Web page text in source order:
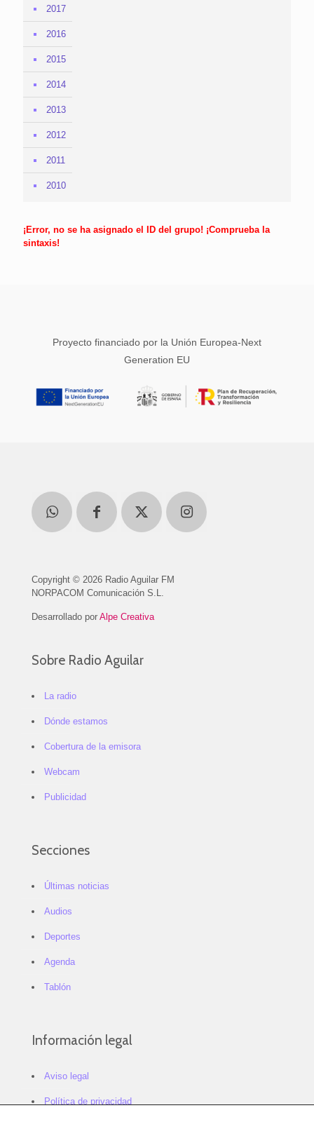
2017
2016
2015
2014
2013
2012
2011
2010
¡Error, no se ha asignado el ID del grupo! ¡Comprueba la
sintaxis!
Proyecto financiado por la Unión Europea-Next
Generation EU
Copyright © 2026 Radio Aguilar FM
NORPACOM Comunicación S.L.
Desarrollado por Alpe Creativa
Sobre Radio Aguilar
La radio
Dónde estamos
Cobertura de la emisora
Webcam
Publicidad
Secciones
Últimas noticias
Audios
Deportes
Agenda
Tablón
Información legal
Aviso legal
Política de privacidad